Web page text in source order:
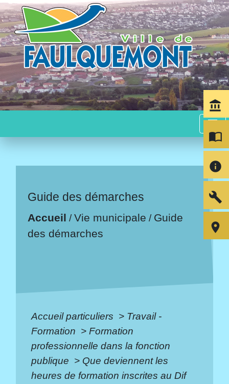
menu
Guide des démarches
Accueil /Vie municipale / Guide
des démarches
Accueil particuliers > Travail -
Formation > Formation
professionnelle dans la fonction
publique > Que deviennent les
heures de formation inscrites au Dif
account_balance
import_contacts
info
build
room